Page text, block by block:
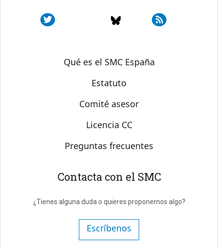
Sobre SMC España
Qué es el SMC España
Estatuto
Comité asesor
Licencia CC
Preguntas frecuentes
Contacta con el SMC
¿Tienes alguna duda o quieres proponernos algo?
Escríbenos